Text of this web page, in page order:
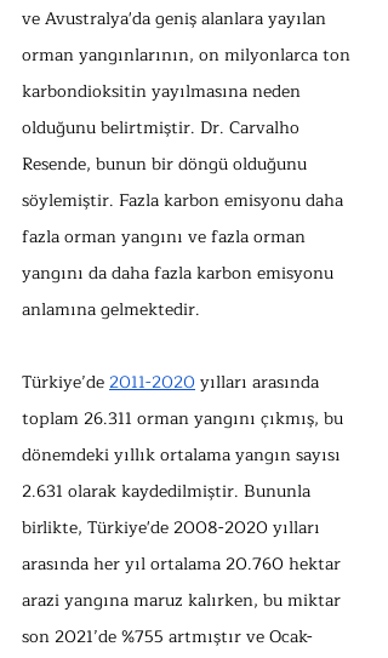
ve Avustralya'da geniş alanlara yayılan
orman yangınlarının, on milyonlarca ton
karbondioksitin yayılmasına neden
olduğunu belirtmiştir. Dr. Carvalho
Resende, bunun bir döngü olduğunu
söylemiştir. Fazla karbon emisyonu daha
fazla orman yangını ve fazla orman
yangını da daha fazla karbon emisyonu
anlamına gelmektedir.
Türkiye’de 2011-2020 yılları arasında
toplam 26.311 orman yangını çıkmış, bu
dönemdeki yıllık ortalama yangın sayısı
2.631 olarak kaydedilmiştir. Bununla
birlikte, Türkiye'de 2008-2020 yılları
arasında her yıl ortalama 20.760 hektar
arazi yangına maruz kalırken, bu miktar
son 2021’de %755 artmıştır ve Ocak-